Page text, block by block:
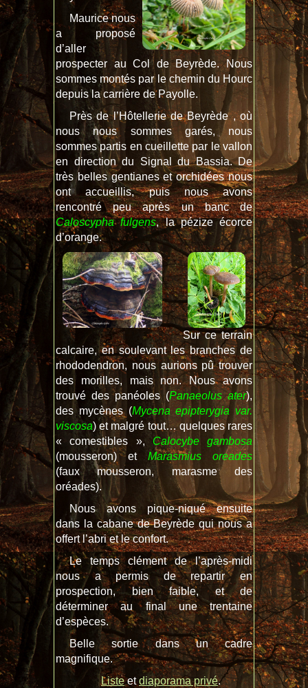
Maurice nous
a proposé
d’aller
prospecter au Col de Beyrède. Nous
sommes montés par le chemin du Hourc
depuis la carrière de Payolle.
Près de l’Hôtellerie de Beyrède , où
nous nous sommes garés, nous
sommes partis en cueillette par le vallon
en direction du Signal du Bassia. De
très belles gentianes et orchidées nous
ont accueillis, puis nous avons
rencontré peu après un banc de
Caloscypha fulgens, la pézize écorce
d’orange.
Sur ce terrain
calcaire, en soulevant les branches de
rhododendron, nous aurions pû trouver
des morilles, mais non. Nous avons
trouvé des panéoles (Panaeolus ater),
des mycènes (Mycena epipterygia var.
viscosa) et malgré tout… quelques rares
« comestibles », Calocybe gambosa
(mousseron) et Marasmius oreades
(faux mousseron, marasme des
oréades).
Nous avons pique-niqué ensuite
dans la cabane de Beyrède qui nous a
offert l’abri et le confort.
Le temps clément de l’après-midi
nous a permis de repartir en
prospection, bien faible, et de
déterminer au final une trentaine
d’espèces.
Belle sortie dans un cadre
magnifique.
Listeetdiaporama privé.